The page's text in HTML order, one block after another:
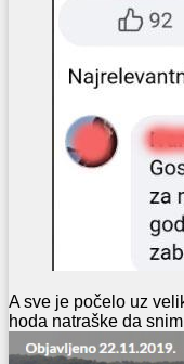
A sve je počelo uz
hoda natraške da